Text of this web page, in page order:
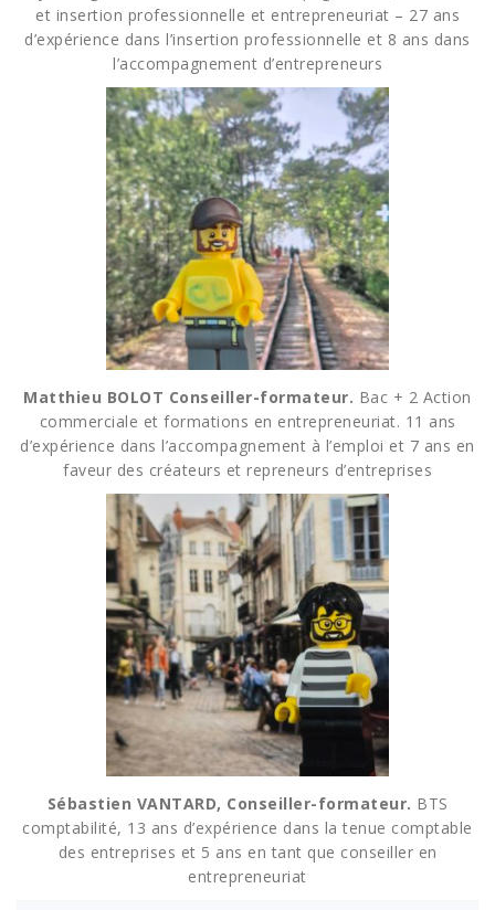
et insertion professionnelle et entrepreneuriat – 27 ans
d’expérience dans l’insertion professionnelle et 8 ans dans
l’accompagnement d’entrepreneurs
Matthieu BOLOT Conseiller-formateur. Bac + 2 Action
commerciale et formations en entrepreneuriat. 11 ans
d’expérience dans l’accompagnement à l’emploi et 7 ans en
faveur des créateurs et repreneurs d’entreprises
Sébastien VANTARD, Conseiller-formateur. BTS
comptabilité, 13 ans d’expérience dans la tenue comptable
des entreprises et 5 ans en tant que conseiller en
entrepreneuriat